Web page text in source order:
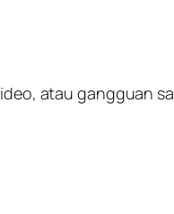
atau gangguan